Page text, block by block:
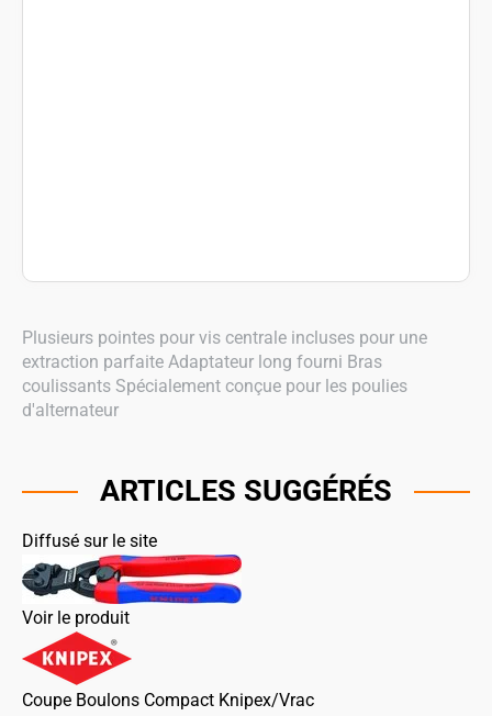
Plusieurs pointes pour vis centrale incluses pour une
extraction parfaite Adaptateur long fourni Bras
coulissants Spécialement conçue pour les poulies
d'alternateur
ARTICLES SUGGÉRÉS
Diffusé sur le site
Voir le produit
Coupe Boulons Compact Knipex/Vrac